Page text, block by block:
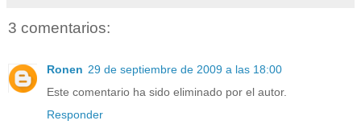
3 comentarios:
Ronen 29 de septiembre de 2009 a las 18:00
Este comentario ha sido eliminado por el autor.
Responder